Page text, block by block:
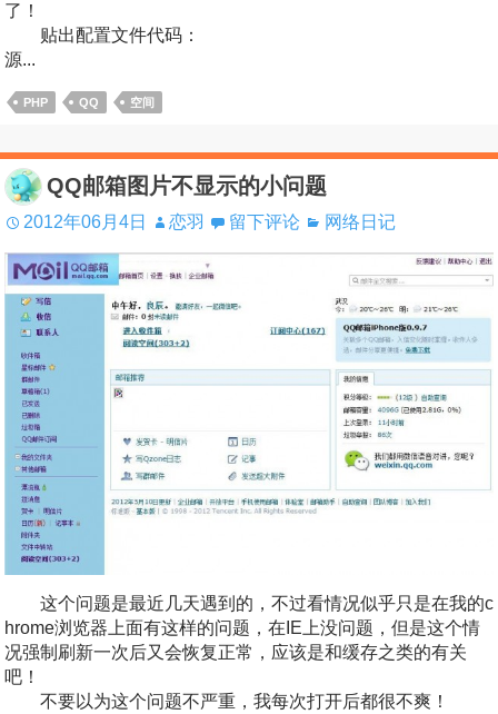
了！
贴出配置文件代码：
源...
PHP QQ 空间
QQ邮箱图片不显示的小问题
2012年06月4日 恋羽 留下评论 网络日记
这个问题是最近几天遇到的，不过看情况似乎只是在我的c
hrome浏览器上面有这样的问题，在IE上没问题，但是这个情
况强制刷新一次后又会恢复正常，应该是和缓存之类的有关
吧！
不要以为这个问题不严重，我每次打开后都很不爽！